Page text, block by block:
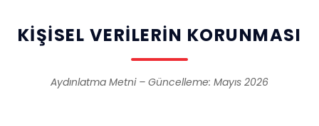
KIŞISEL VERILERIN KORUNMASI
Aydınlatma Metni – Güncelleme: Mayıs 2026